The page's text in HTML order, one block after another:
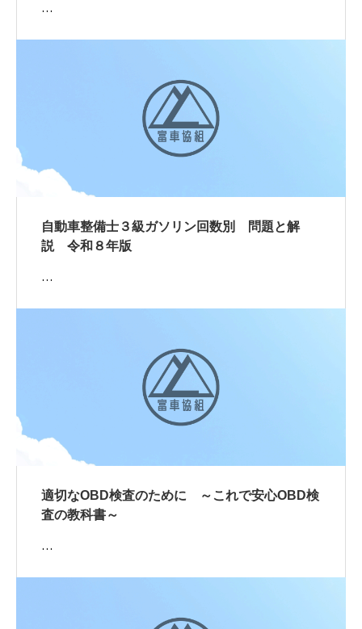
…
自動車整備士３級ガソリン回数別 問題と解
説 令和８年版
…
適切なOBD検査のために ～これで安心OBD検
査の教科書～
…